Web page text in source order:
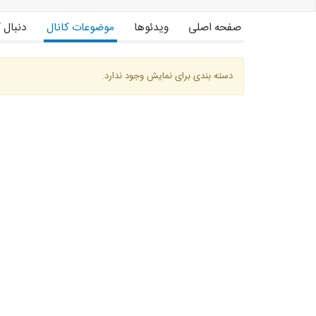
صفحه اصلی ویدئوها موضوعات کانال
دسته بندی برای نمایش وجود ندارد.